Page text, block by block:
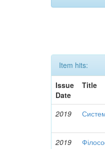
Item hits:
Issue
Date
Title
2019
2019